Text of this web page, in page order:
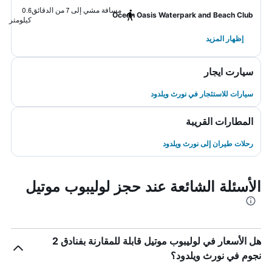
Ocean Oasis Waterpark and Beach Club
مسافة مشي إلى 7 من الدقائق
0.6
كيلومتر
إظهار المزيد
سيارت ايجار
سيارات للاستئجار في نورث ويلدود
المطارات القريبة
رحلات طيران إلى نورث ويلدود
الأسئلة الشائعة عند حجز لوليبوب موتيل
هل الأسعار في لوليبوب موتيل قابلة للمقارنة بفنادق 2
نجوم في نورث ويلدود؟